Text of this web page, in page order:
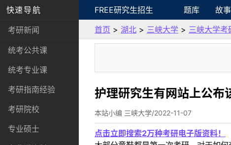
快速导航
考研新闻
统考公共课
统考专业课
考研指南经验
考研院校
专业硕士
FREE研究生招生 题库 故事
首页 > 湖北 > 三峡大学 > 三峡大学考
护理研究生有网站上公布
本站小编 三峡大学/2022-11-07
点击立即搜索2万种考研电子版资料！